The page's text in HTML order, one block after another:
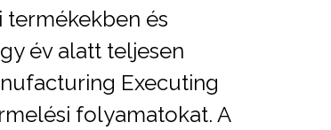
termékekben és
év alatt teljesen
Executing
folyamatokat. A